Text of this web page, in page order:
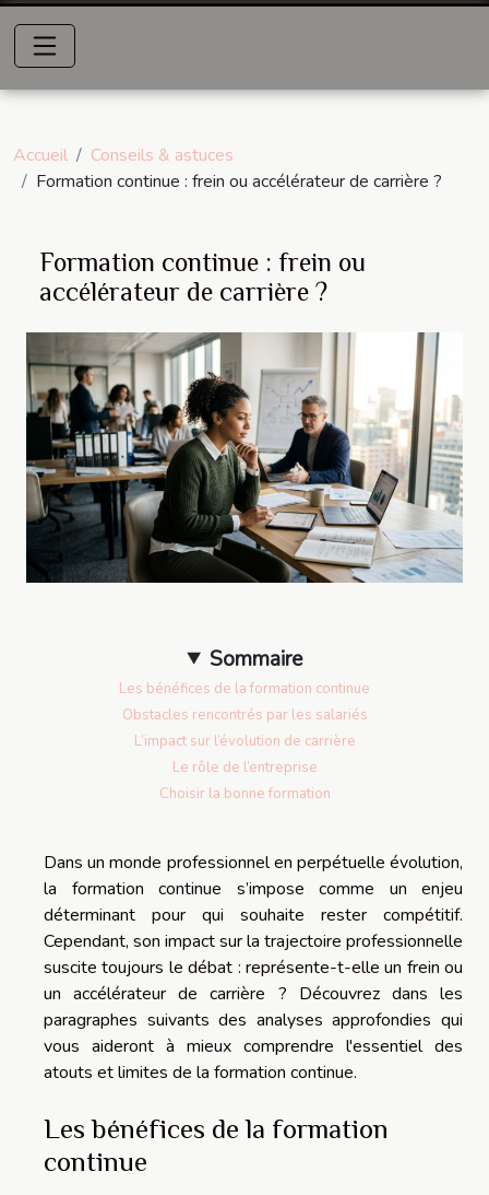
Accueil
Conseils & astuces
Formation continue : frein ou accélérateur de carrière ?
Formation continue : frein ou
accélérateur de carrière ?
Sommaire
Les bénéfices de la formation continue
Obstacles rencontrés par les salariés
L’impact sur l’évolution de carrière
Le rôle de l’entreprise
Choisir la bonne formation
Dans un monde professionnel en perpétuelle évolution,
la formation continue s’impose comme un enjeu
déterminant pour qui souhaite rester compétitif.
Cependant, son impact sur la trajectoire professionnelle
suscite toujours le débat : représente-t-elle un frein ou
un accélérateur de carrière ? Découvrez dans les
paragraphes suivants des analyses approfondies qui
vous aideront à mieux comprendre l'essentiel des
atouts et limites de la formation continue.
Les bénéfices de la formation
continue